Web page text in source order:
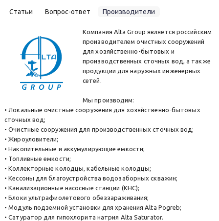
Статьи Вопрос-ответ Производители
Компания Alta Group является российским
производителем очистных сооружений
для хозяйственно-бытовых и
производственных сточных вод, а также
продукции для наружных инженерных
сетей.
Мы производим:
• Локальные очистные сооружения для хозяйственно-бытовых
сточных вод;
• Очистные сооружения для производственных сточных вод;
• Жироуловители;
• Накопительные и аккумулирующие емкости;
• Топливные емкости;
• Коллекторные колодцы, кабельные колодцы;
• Кессоны для благоустройства водозаборных скважин;
• Канализационные насосные станции (КНС);
• Блоки ультрафиолетового обеззараживания;
• Модуль подземной установки для хранения Alta Pogreb;
• Сатуратор для гипохлорита натрия Alta Saturator.